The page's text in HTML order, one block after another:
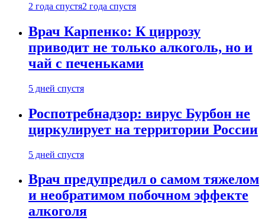
2 года спустя2 года спустя
Врач Карпенко: К циррозу
приводит не только алкоголь, но и
чай с печеньками
5 дней спустя
Роспотребнадзор: вирус Бурбон не
циркулирует на территории России
5 дней спустя
Врач предупредил о самом тяжелом
и необратимом побочном эффекте
алкоголя